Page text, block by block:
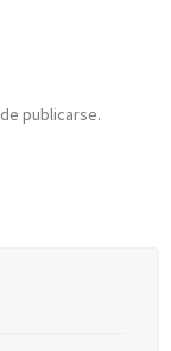
publicarse.